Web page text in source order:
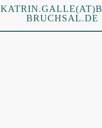
BRUCHSAL.DE